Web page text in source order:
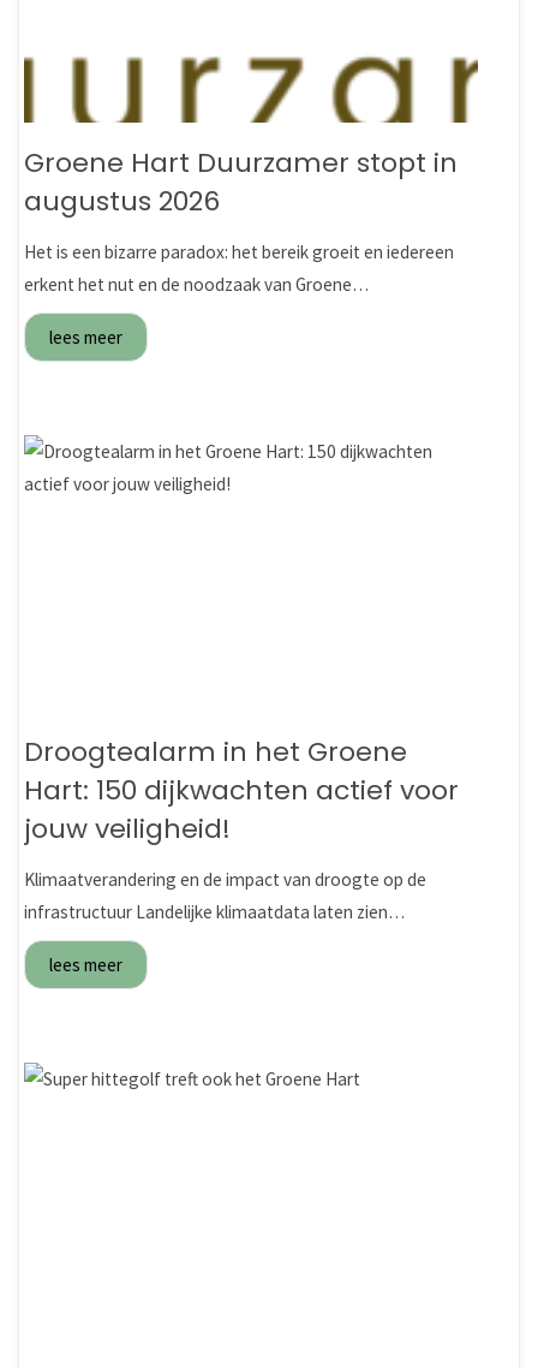
Groene Hart Duurzamer stopt in
augustus 2026
Het is een bizarre paradox: het bereik groeit en iedereen
erkent het nut en de noodzaak van Groene…
lees meer
Droogtealarm in het Groene
Hart: 150 dijkwachten actief voor
jouw veiligheid!
Klimaatverandering en de impact van droogte op de
infrastructuur Landelijke klimaatdata laten zien…
lees meer